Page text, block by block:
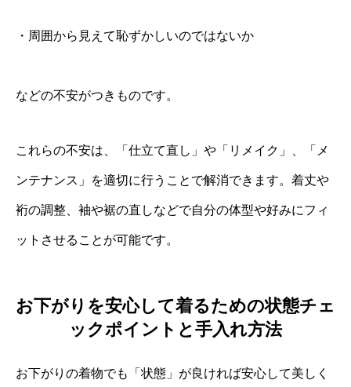
・周囲から見えて恥ずかしいのではないか
などの不安がつきものです。
これらの不安は、「仕立て直し」や「リメイク」、「メ
ンテナンス」を適切に行うことで解消できます。着丈や
裄の調整、袖や裾の直しなどで自分の体型や好みにフィ
ットさせることが可能です。
お下がりを安心して着るための状態チェ
ックポイントと手入れ方法
お下がりの着物でも「状態」が良ければ安心して美しく